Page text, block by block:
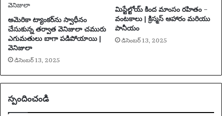
లో
క్తి
వం
త
మై
లు
తో
అమెరికా ట్యాంకర్‌ను స్వాధీనం
చేసుకున్న తర్వాత వెనిజులా చమురు
ఎగుమతులు బాగా పడిపోయాయి |
వెనిజులా
డిసెంబర్ 13, 2025
మిస్టేల్టోయ్ కింద మాంసం రహితం –
వంటకాలు | క్రిస్మస్ ఆహారం మరియు
పానీయం
డిసెంబర్ 13, 2025
స్పందించండి